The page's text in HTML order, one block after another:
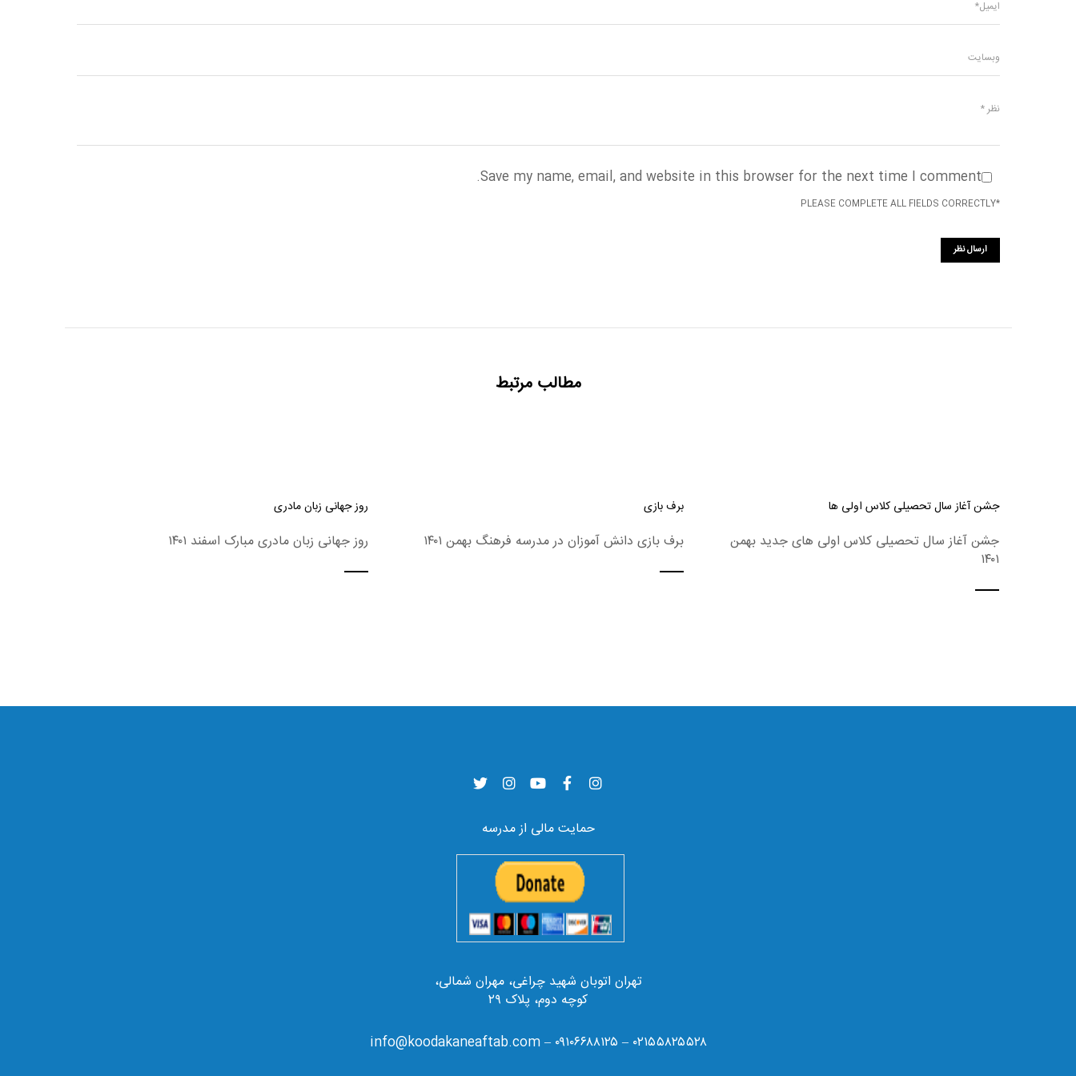
Save my name, email, and website in this browser for the next time I comment.
*PLEASE COMPLETE ALL FIELDS CORRECTLY
مطالب مرتبط
روز جهانی زبان مادری
روز جهانی زبان مادری مبارک اسفند ۱۴۰۱
برف بازی
برف بازی دانش آموزان در مدرسه فرهنگ بهمن ۱۴۰۱
جشن آغاز سال تحصیلی کلاس اولی ها
جشن آغاز سال تحصیلی کلاس اولی های جدید بهمن
۱۴۰۱
حمایت مالی از مدرسه
تهران اتوبان شهید چراغی، مهران شمالی،
کوچه دوم، پلاک ۲۹
۰۲۱۵۵۸۲۵۵۲۸ – ۰۹۱۰۶۶۸۸۱۲۵ – info@koodakaneaftab.com